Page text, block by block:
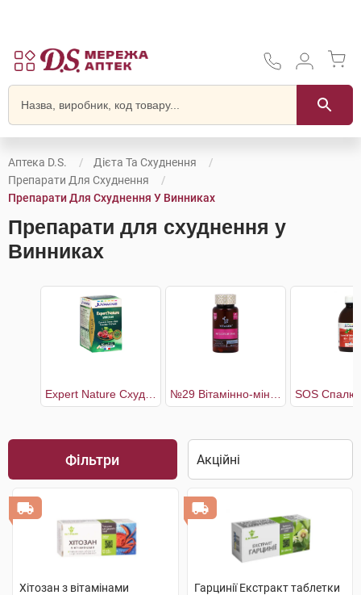
Аптека D.S.
Дієта Та Схуднення
Препарати Для Схуднення
Препарати Для Схуднення У Винниках
Препарати для схуднення у
Винниках
Фільтри
Хітозан з вітамінами
Гарцинії Екстракт таблетки